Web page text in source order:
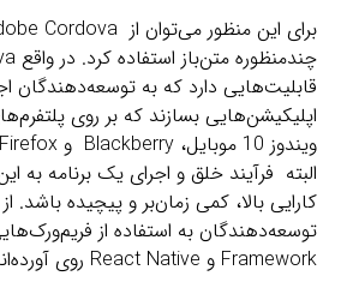
قابلیت‌هایی دارد که به توسعه‌دهندگان
البته فرآیند خلق و اجرای یک برنامه به
کارایی بالا، کمی زمان‌بر و پیچیده باشد. از
Framework و React Native روی آورده‌اند.